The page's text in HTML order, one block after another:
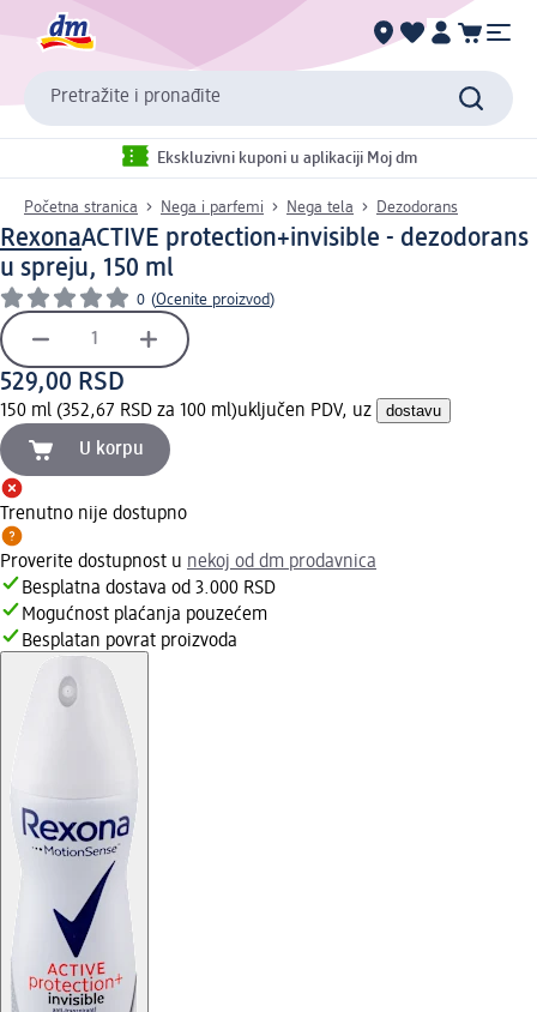
Pretražite i pronađite
Ekskluzivni kuponi u aplikaciji Moj dm
Početna stranica Nega i parfemi Nega tela Dezodorans
RexonaACTIVE protection+invisible - dezodorans
u spreju, 150 ml
0 (Ocenite proizvod)
529,00 RSD
150 ml (352,67 RSD za 100 ml)uključen PDV, uz dostavu
U korpu
Trenutno nije dostupno
Proverite dostupnost u nekoj od dm prodavnica
Besplatna dostava od 3.000 RSD
Mogućnost plaćanja pouzećem
Besplatan povrat proizvoda